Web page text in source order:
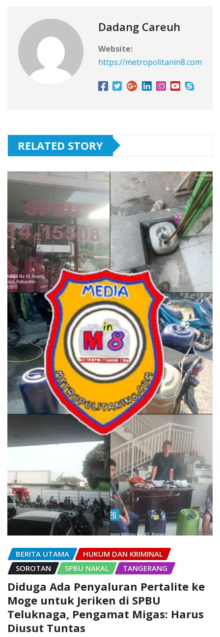
Dadang Careuh
Website:
https://metropolitanin8.com
RELATED STORY
BERITA UTAMA
HUKUM DAN KRIMINAL
SOROTAN
SPBU NAKAL TANGERANG
Diduga Ada Penyaluran Pertalite ke
Moge untuk Jeriken di SPBU
Teluknaga, Pengamat Migas: Harus
Diusut Tuntas